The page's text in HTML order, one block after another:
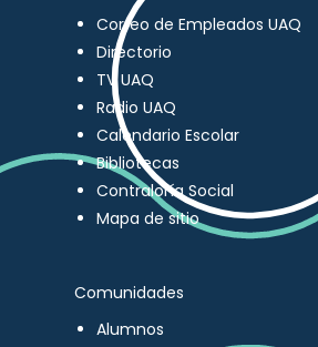
Correo de Empleados UAQ
Directorio
TV UAQ
Radio UAQ
Calendario Escolar
Bibliotecas
Contraloría Social
Mapa de sitio
Comunidades
Alumnos